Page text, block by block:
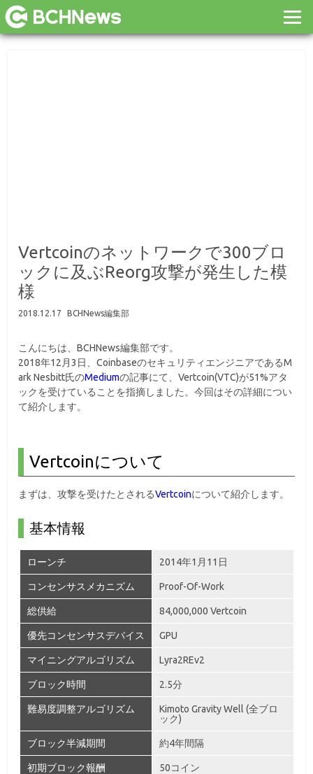
Vertcoinのネットワークで300ブロ
ックに及ぶReorg攻撃が発生した模
様
2018.12.17 BCHNews編集部
こんにちは、BCHNews編集部です。
2018年12月3日、CoinbaseのセキュリティエンジニアであるM
ark Nesbitt氏のMediumの記事にて、Vertcoin(VTC)が51%アタ
ックを受けていることを指摘しました。今回はその詳細につい
て紹介します。
Vertcoinについて
まずは、攻撃を受けたとされるVertcoinについて紹介します。
基本情報
ローンチ 2014年1月11日
コンセンサスメカニズム Proof-Of-Work
総供給 84,000,000 Vertcoin
優先コンセンサスデバイス GPU
マイニングアルゴリズム Lyra2REv2
ブロック時間 2.5分
難易度調整アルゴリズム
Kimoto Gravity Well (全ブロ
ック)
ブロック半減期間 約4年間隔
初期ブロック報酬 50コイン